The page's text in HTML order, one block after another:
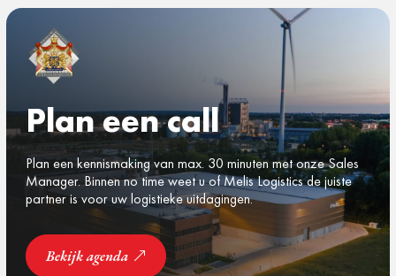
Plan een call
Plan een kennismaking van max. 30 minuten met onze Sales
Manager. Binnen no time weet u of Melis Logistics de juiste
partner is voor uw logistieke uitdagingen.
Bekijk agenda